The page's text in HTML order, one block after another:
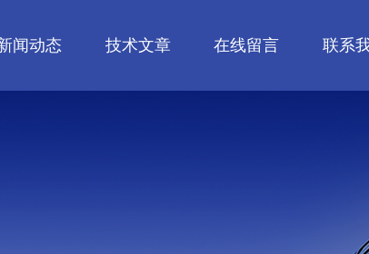
闻动态 技术文章 在线留言 联系